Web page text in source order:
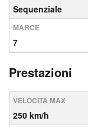
Sequenziale
MARCE
7
Prestazioni
VELOCITÀ MAX
250 km/h